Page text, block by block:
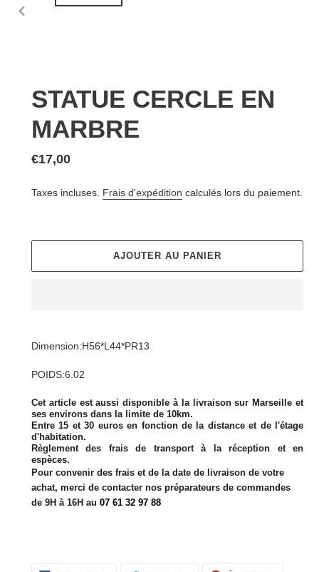
STATUE CERCLE EN
MARBRE
Prix
€17,00
Taxes incluses. Frais d'expédition calculés lors du paiement.
AJOUTER AU PANIER
à
panier
Dimension:H56*L44*PR13
POIDS:6.02
Cet article est aussi disponible à la livraison sur Marseille et
ses environs dans la limite de 10km.
Entre 15 et 30 euros en fonction de la distance et de l'étage
d'habitation.
Règlement des frais de transport à la réception et en
espèces.
Pour convenir des frais et de la date de livraison de votre
achat, merci de contacter nos préparateurs de commandes
de 9H à 16H au 07 61 32 97 88